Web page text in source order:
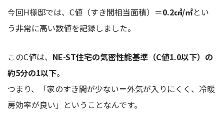
今回H様邸では、C値（すき間相当面積）＝0.2㎠/㎡とい
う非常に高い数値を記録しました。
このC値は、 NE-ST住宅の気密性能基準（C値1.0以下）の
約5分の1以下。
つまり、「家のすき間が少ない＝外気が入りにくく、冷暖
房効率が良い」ということなんです。